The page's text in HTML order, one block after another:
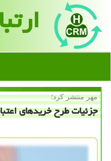
مهر منتشر كرد؛
جزئیات طرح خریدهای